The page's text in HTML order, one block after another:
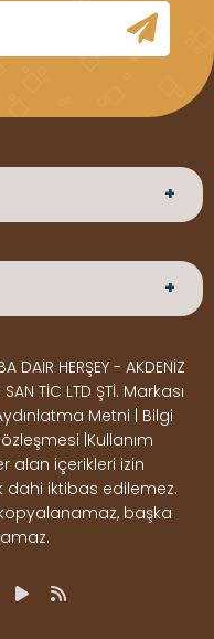
HAKKIMIZDA
no 355 Döşemealtı
- 18:00
- 15:00
HERŞEY - AKDENİZ
SAN TİC LTD ŞTİ. Markası
Metni | Bilgi
|Kullanım
alan içerikleri izin
dahi iktibas edilemez.
başka